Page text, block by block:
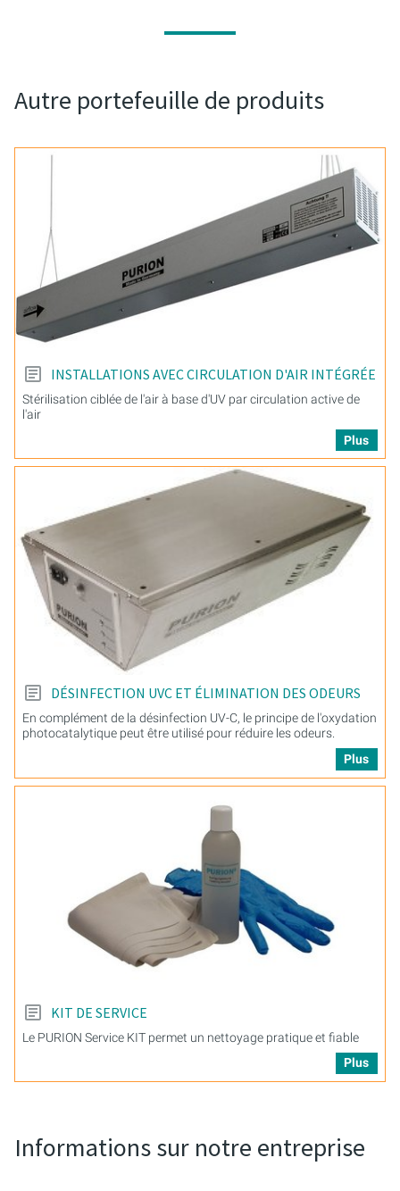
Autre portefeuille de produits
INSTALLATIONS AVEC CIRCULATION D'AIR INTÉGRÉE
Stérilisation ciblée de l'air à base d'UV par circulation active de
l'air
Plus
DÉSINFECTION UVC ET ÉLIMINATION DES ODEURS
En complément de la désinfection UV-C, le principe de l'oxydation
photocatalytique peut être utilisé pour réduire les odeurs.
Plus
KIT DE SERVICE
Le PURION Service KIT permet un nettoyage pratique et fiable
Plus
Informations sur notre entreprise